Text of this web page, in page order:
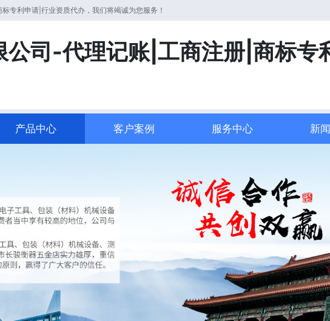
专利申请|行业资质代办，我们将竭诚为您服务！
公司-代理记账|工商注册|商标专
产品中心 客户案例 服务中心 新